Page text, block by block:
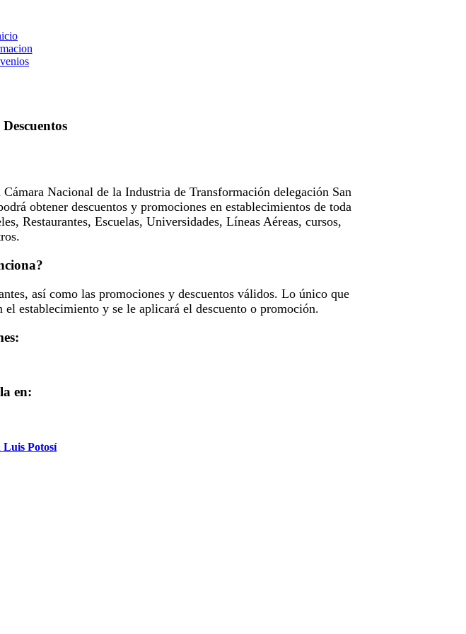
Nacional de la Industria de Transformación delegación San
obtener descuentos y promociones en establecimientos de toda
Restaurantes, Escuelas, Universidades, Líneas Aéreas, cursos,
así como las promociones y descuentos válidos. Lo único que
establecimiento y se le aplicará el descuento o promoción.
en:
Luis Potosí